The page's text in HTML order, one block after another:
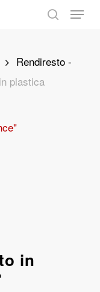
Menu
Rendiresto -
plastica
in